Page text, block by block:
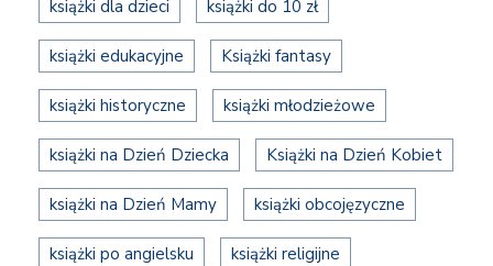
książki dla dzieci książki do 10 zł
książki edukacyjne Książki fantasy
książki historyczne książki młodzieżowe
książki na Dzień Dziecka Książki na Dzień Kobiet
książki na Dzień Mamy książki obcojęzyczne
książki po angielsku książki religijne